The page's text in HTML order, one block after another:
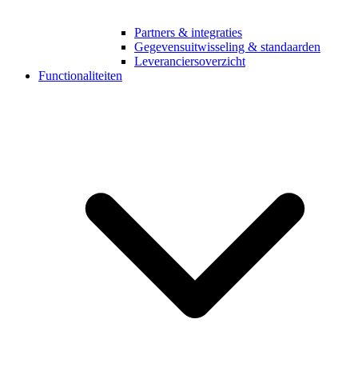
Partners & integraties
Gegevensuitwisseling & standaarden
Leveranciersoverzicht
Functionaliteiten